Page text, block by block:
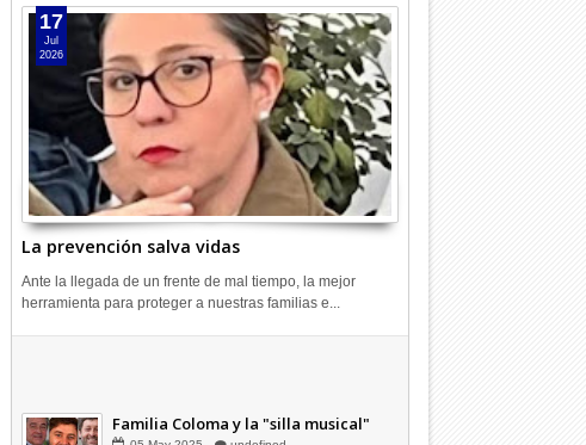
La prevención salva vidas
17
Jul
2026
Ante la llegada de un frente de mal tiempo, la mejor
herramienta para proteger a nuestras familias e...